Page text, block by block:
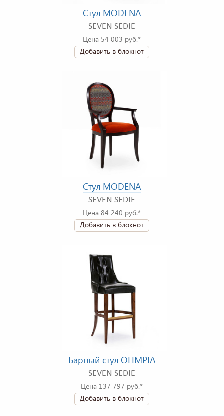
Стул MODENA
SEVEN SEDIE
Цена 54 003 руб.*
Добавить в блокнот
Стул MODENA
SEVEN SEDIE
Цена 84 240 руб.*
Добавить в блокнот
Барный стул OLIMPIA
SEVEN SEDIE
Цена 137 797 руб.*
Добавить в блокнот